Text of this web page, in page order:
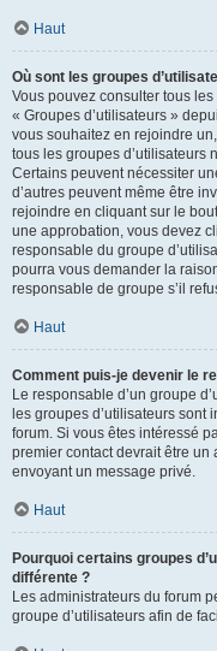
Haut
Où sont les groupes
Vous pouvez consulter tous
« Groupes d’utilisateurs »
vous souhaitez en rejoindre
tous les groupes d’utilisateurs
Certains peuvent nécessiter
d’autres peuvent même être
rejoindre en cliquant sur le
une approbation, vous devez
responsable du groupe
pourra vous demander la
responsable de groupe s’il
Haut
Comment puis-je devenir le
Le responsable d’un groupe
les groupes d’utilisateurs
forum. Si vous êtes intéressé
premier contact devrait être un
envoyant un message privé.
Haut
Pourquoi certains groupes
différente ?
Les administrateurs du forum
groupe d’utilisateurs afin de